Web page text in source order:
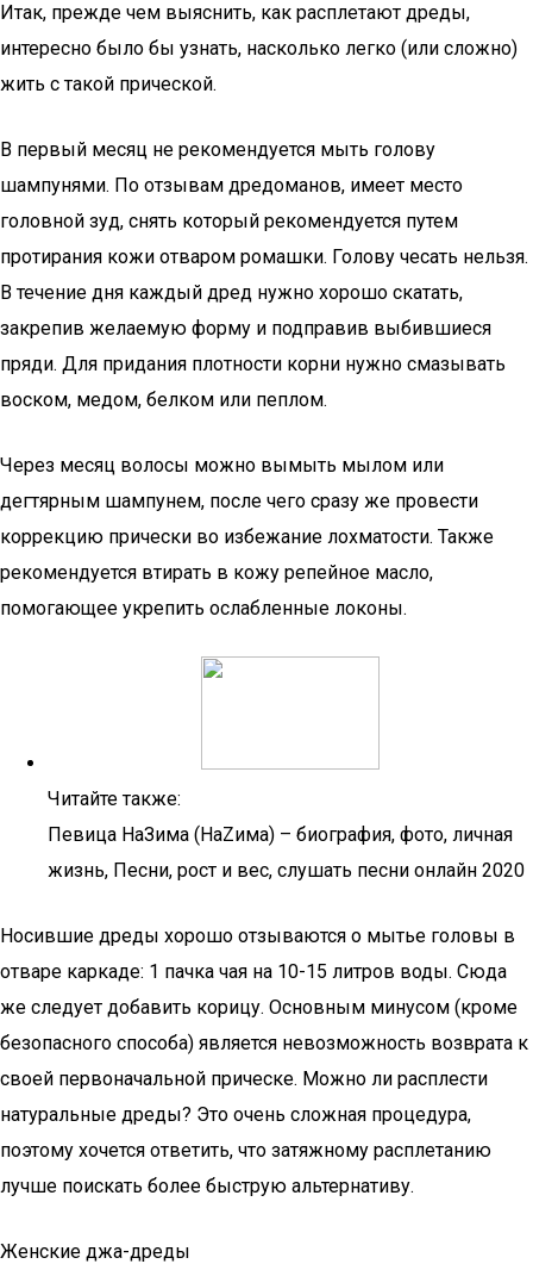
Итак, прежде чем выяснить, как расплетают дреды,
интересно было бы узнать, насколько легко (или сложно)
жить с такой прической.
В первый месяц не рекомендуется мыть голову
шампунями. По отзывам дредоманов, имеет место
головной зуд, снять который рекомендуется путем
протирания кожи отваром ромашки. Голову чесать нельзя.
В течение дня каждый дред нужно хорошо скатать,
закрепив желаемую форму и подправив выбившиеся
пряди. Для придания плотности корни нужно смазывать
воском, медом, белком или пеплом.
Через месяц волосы можно вымыть мылом или
дегтярным шампунем, после чего сразу же провести
коррекцию прически во избежание лохматости. Также
рекомендуется втирать в кожу репейное масло,
помогающее укрепить ослабленные локоны.
Читайте также:
Певица НаЗима (НаZима) – биография, фото, личная
жизнь, Песни, рост и вес, слушать песни онлайн 2020
Носившие дреды хорошо отзываются о мытье головы в
отваре каркаде: 1 пачка чая на 10-15 литров воды. Сюда
же следует добавить корицу. Основным минусом (кроме
безопасного способа) является невозможность возврата к
своей первоначальной прическе. Можно ли расплести
натуральные дреды? Это очень сложная процедура,
поэтому хочется ответить, что затяжному расплетанию
лучше поискать более быструю альтернативу.
Женские джа-дреды